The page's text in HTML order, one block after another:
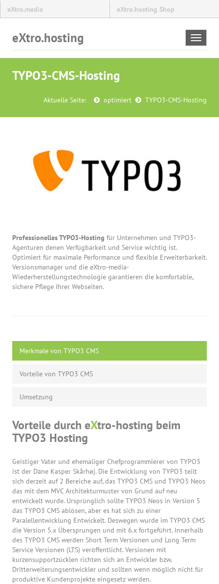
eXtro.media eXtro.hosting Shop
Toggle
eXtro.hosting
TYPO3-CMS-Hosting
Aktuelle Seite: optimiert TYPO3-CMS-Hosting
Professionelles TYPO3-Hosting für Unternehmen und TYPO3-
Agenturen denen Verfügbarkeit und Service wichtig ist.
Optimiert für maximale Performance und flexible Erweiterbarkeit.
Versionsmanager und die eXtro-media-
Wiederherstellungstechnologie garantieren die komfortable,
sichere Pflege Ihrer Webseiten.
Merkmale von TYPO3 CMS
Vorteile von TYPO3 CMS
Umsetzung
Vorteile durch eXtro-hosting beim
TYPO3 Hosting
Geistiger Vater und ehemaliger Chefprogrammierer von TYPO3
ist der Däne Kasper Skårhøj. Die Entwicklung von TYPO3 teilt
sich derzeit auf 2 Bereiche auf, das TYPO3 CMS und TYPO3 Neos
das mit dem MVC Architekturmuster von Grund auf neu
entwickelt wurde. Ursprünglich sollte TYPO3 Neos in Version 5
das TYPO3 CMS ablösen, aber es hat sich zu einer
Paralellentwicklung Entwickelt. Deswegen wurde im TYPO3 CMS
die Version 5.x Übersprungen und mit 6.x fortgeführt. Innerhalb
des TYPO3 CMS werden Short Term Versionen und Long Term
Service Versionen (LTS) veröffentlicht. Versionen mit
kurzensupportzücklen richten sich an Entwickler bzw.
Dritterweiterungsentwickler und sollten wenn möglich nicht für
produktive Kundenprojekte eingesetz werden.